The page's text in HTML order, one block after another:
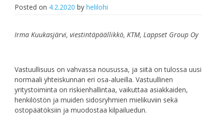
Posted on 4.2.2020 by helilohi
Irma Kuukasjärvi, viestintäpäällikkö, KTM, Lappset Group Oy
Vastuullisuus on vahvassa nousussa, ja siitä on tulossa uusi
normaali yhteiskunnan eri osa-alueilla. Vastuullinen
yritystoiminta on riskienhallintaa, vaikuttaa asiakkaiden,
henkilöstön ja muiden sidosryhmien mielikuviin sekä
ostopäätöksiin ja muodostaa kilpailuedun.